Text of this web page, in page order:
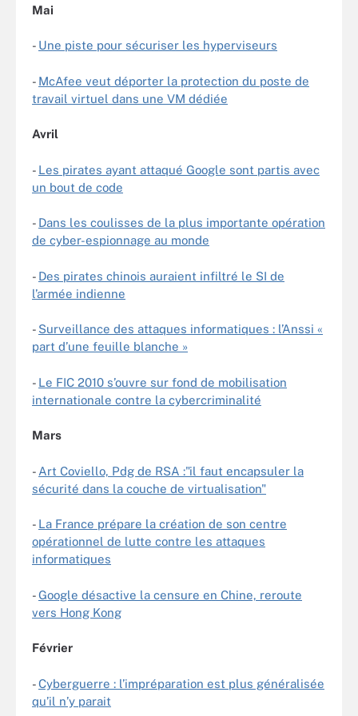
Mai
- Une piste pour sécuriser les hyperviseurs
- McAfee veut déporter la protection du poste de
travail virtuel dans une VM dédiée
Avril
- Les pirates ayant attaqué Google sont partis avec
un bout de code
- Dans les coulisses de la plus importante opération
de cyber-espionnage au monde
- Des pirates chinois auraient infiltré le SI de
l’armée indienne
- Surveillance des attaques informatiques : l’Anssi «
part d’une feuille blanche »
- Le FIC 2010 s’ouvre sur fond de mobilisation
internationale contre la cybercriminalité
Mars
- Art Coviello, Pdg de RSA :"il faut encapsuler la
sécurité dans la couche de virtualisation"
- La France prépare la création de son centre
opérationnel de lutte contre les attaques
informatiques
-Google désactive la censure en Chine, reroute
vers Hong Kong
Février
-Cyberguerre : l’impréparation est plus généralisée
qu’il n’y parait